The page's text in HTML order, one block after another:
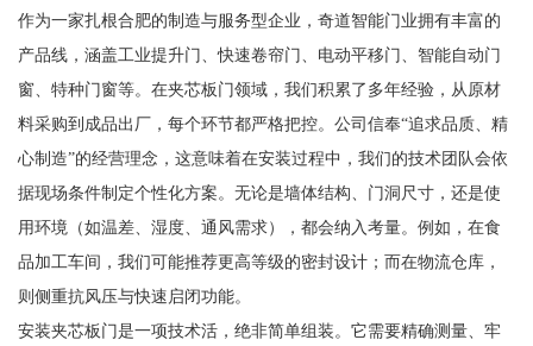
作为一家扎根合肥的制造与服务型企业，奇道智能门业拥有丰富的
产品线，涵盖工业提升门、快速卷帘门、电动平移门、智能自动门
窗、特种门窗等。在夹芯板门领域，我们积累了多年经验，从原材
料采购到成品出厂，每个环节都严格把控。公司信奉“追求品质、精
心制造”的经营理念，这意味着在安装过程中，我们的技术团队会依
据现场条件制定个性化方案。无论是墙体结构、门洞尺寸，还是使
用环境（如温差、湿度、通风需求），都会纳入考量。例如，在食
品加工车间，我们可能推荐更高等级的密封设计；而在物流仓库，
则侧重抗风压与快速启闭功能。
安装夹芯板门是一项技术活，绝非简单组装。它需要精确测量、牢